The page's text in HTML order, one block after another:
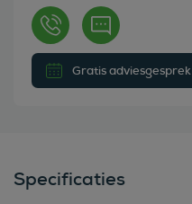
Gratis adviesgesprek
Specificaties